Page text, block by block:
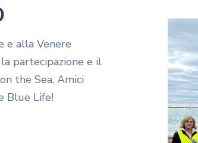
e alla Venere
partecipazione e il
the Sea, Amici
Blue Life!